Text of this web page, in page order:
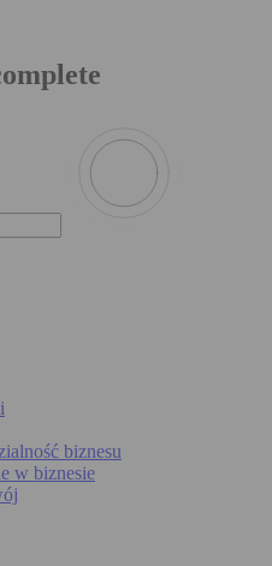
biznesu
w biznesie